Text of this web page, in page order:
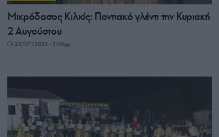
Μικρόδασος Κιλκίς: Ποντιακό γλέντι την Κυριακή
2 Αυγούστου
23/07/2026 - 3:00μμ